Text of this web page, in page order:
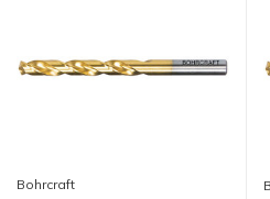
Bohrcraft